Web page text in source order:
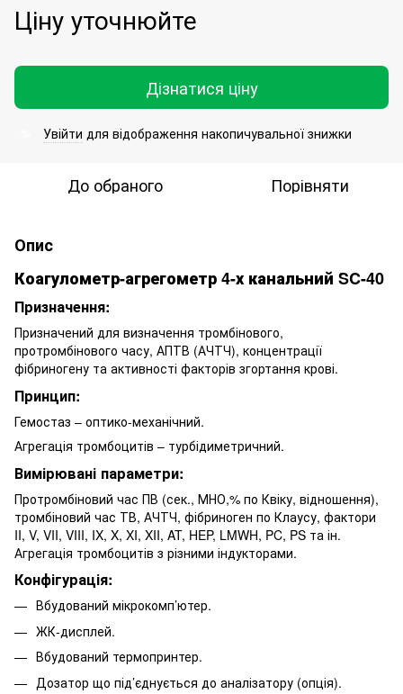
Ціну уточнюйте
Дізнатися ціну
Увійти для відображення накопичувальної знижки
До обраного Порівняти
Опис
Коагулометр-агрегометр 4-х канальний SC-40
Призначення:
Призначений для визначення тромбінового,
протромбінового часу, АПТВ (АЧТЧ), концентрації
фібриногену та активності факторів згортання крові.
Принцип:
Гемостаз – оптико-механічний.
Агрегація тромбоцитів – турбідиметричний.
Вимірювані параметри:
Протромбіновий час ПВ (сек., МНО,% по Квіку, відношення),
тромбіновий час ТВ, АЧТЧ, фібриноген по Клаусу, фактори
II, V, VII, VIII, IX, X, XI, XII, AT, HEP, LMWH, PC, PS та ін.
Агрегація тромбоцитів з різними індукторами.
Конфігурація:
Вбудований мікрокомп’ютер.
ЖК-дисплей.
Вбудований термопринтер.
Дозатор що під’єднується до аналізатору (опція).